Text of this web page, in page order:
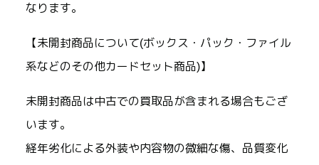
なります。
【未開封商品について(ボックス・パック・ファイル
系などのその他カードセット商品)】
未開封商品は中古での買取品が含まれる場合もござ
います。
経年劣化による外装や内容物の微細な傷、品質変化